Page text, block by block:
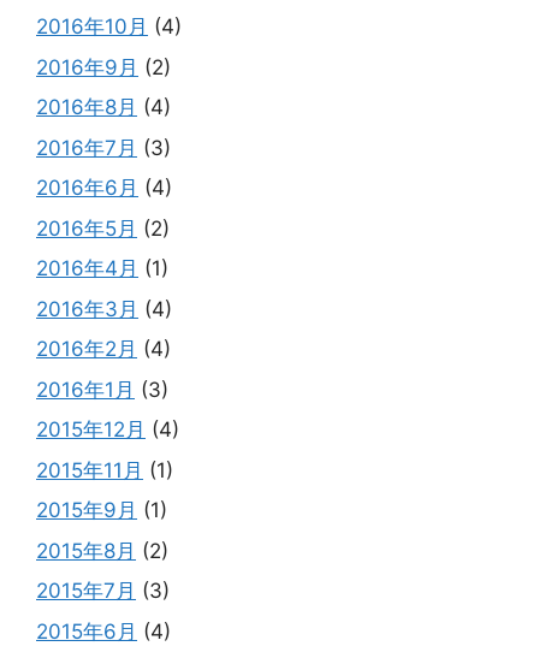
2016年10月 (4)
2016年9月 (2)
2016年8月 (4)
2016年7月 (3)
2016年6月 (4)
2016年5月 (2)
2016年4月 (1)
2016年3月 (4)
2016年2月 (4)
2016年1月 (3)
2015年12月 (4)
2015年11月 (1)
2015年9月 (1)
2015年8月 (2)
2015年7月 (3)
2015年6月 (4)